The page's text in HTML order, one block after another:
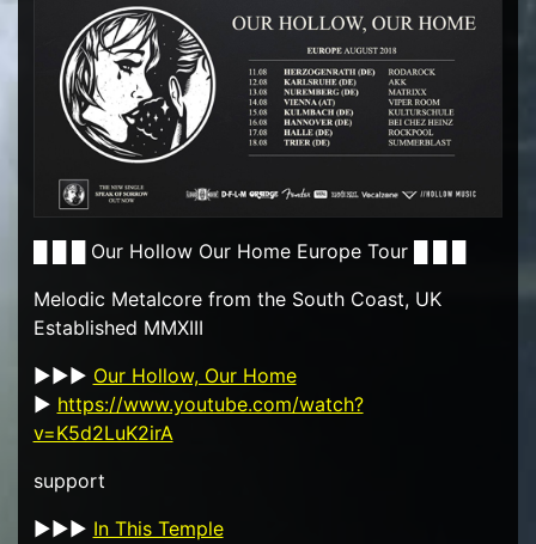
█ █ █ Our Hollow Our Home Europe Tour █ █ █
Melodic Metalcore from the South Coast, UK
Established MMXIII
►►► Our Hollow, Our Home
► https://www.youtube.com/watch?
v=K5d2LuK2irA
support
►►► In This Temple